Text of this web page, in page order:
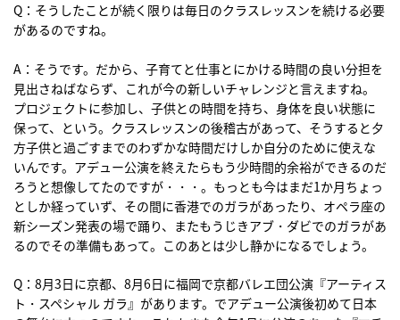
Q：そうしたことが続く限りは毎日のクラスレッスンを続ける必要
があるのですね。
A：そうです。だから、子育てと仕事とにかける時間の良い分担を
見出さねばならず、これが今の新しいチャレンジと言えますね。
プロジェクトに参加し、子供との時間を持ち、身体を良い状態に
保って、という。クラスレッスンの後稽古があって、そうすると夕
方子供と過ごすまでのわずかな時間だけしか自分のために使えな
いんです。アデュー公演を終えたらもう少時間的余裕ができるのだ
ろうと想像してたのですが・・・。もっとも今はまだ1か月ちょっ
としか経っていず、その間に香港でのガラがあったり、オペラ座の
新シーズン発表の場で踊り、またもうじきアブ・ダビでのガラがあ
るのでその準備もあって。このあとは少し静かになるでしょう。
Q：8月3日に京都、8月6日に福岡で京都バレエ団公演『アーティス
ト・スペシャル ガラ』があります。でアデュー公演後初めて日本